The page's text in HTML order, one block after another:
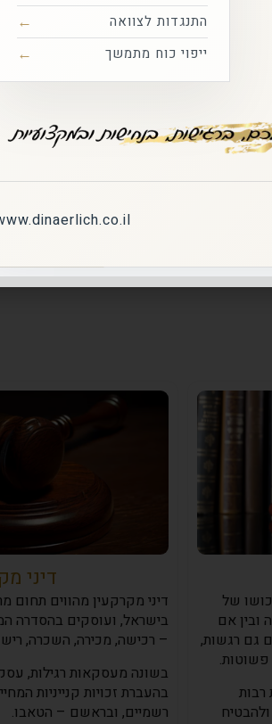
ניהול מו״מ ברמות הגבוהות ביותר
ניסיון בעבודה מול גורמים בכירים, יכולת
מלאה בכל שלב.
לצד רגישות אנושית
מדויק, המשלב הבנה עמוקה של המצב האישי
של
ובין אם
גם רגשות,
דיני
דיני מקרקעין מהווים תחום
בישראל, ועוסקים בהסדרה
– רכישה, מכירה, השכרה,
בשונה מעסקאות רגילות,
בהעברת זכויות קנייניות
רשמיים, ובראשם – הטאבו.
התנגדות לצוואה
ייפוי כוח מתמשך